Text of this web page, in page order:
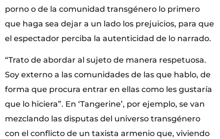
porno o de la comunidad transgénero lo primero
que haga sea dejar a un lado los prejuicios, para que
el espectador perciba la autenticidad de lo narrado.
“Trato de abordar al sujeto de manera respetuosa.
Soy externo a las comunidades de las que hablo, de
forma que procura entrar en ellas como les gustaría
que lo hiciera”. En ‘Tangerine’, por ejemplo, se van
mezclando las disputas del universo transgénero
con el conflicto de un taxista armenio que, viviendo